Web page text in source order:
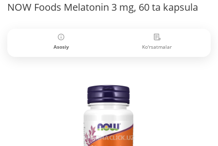
NOW Foods Melatonin 3 mg, 60 ta kapsula
Asosiy Ko'rsatmalar